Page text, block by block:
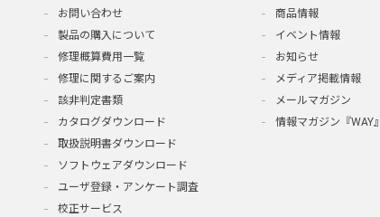
お問い合わせ
製品の購入について
修理概算費用一覧
修理に関するご案内
該非判定書類
カタログダウンロード
取扱説明書ダウンロード
ソフトウェアダウンロード
ユーザ登録・アンケート調査
校正サービス
商品情報
イベント情報
お知らせ
メディア掲載情報
メールマガジン
情報マガジン『WAY